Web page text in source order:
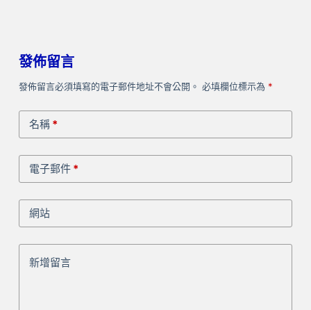
發佈留言
發佈留言必須填寫的電子郵件地址不會公開。 必填欄位標示為 *
名稱*
電子郵件*
網站
新增留言